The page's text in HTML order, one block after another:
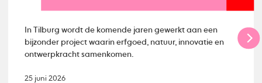
In Tilburg wordt de komende jaren gewerkt aan een
bijzonder project waarin erfgoed, natuur, innovatie en
ontwerpkracht samenkomen.
25 juni 2026